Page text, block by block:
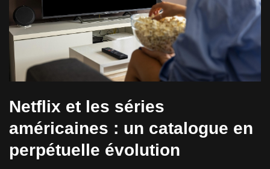
Netflix et les séries
américaines : un catalogue en
perpétuelle évolution